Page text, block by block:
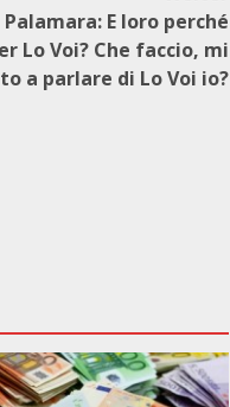
E loro perché
Lo Voi? Che faccio, mi
a parlare di Lo Voi io?